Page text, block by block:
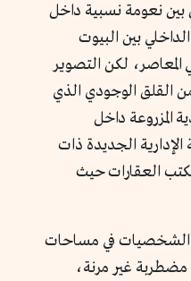
بين نعومة نسبية داخل
بين البيوت
المعاصر، لكن التصوير
القلق الوجودي الذي
المزروعة داخل
الجديدة ذات
العقارات حيث
الشخصيات في مساحات
غير مرنة،